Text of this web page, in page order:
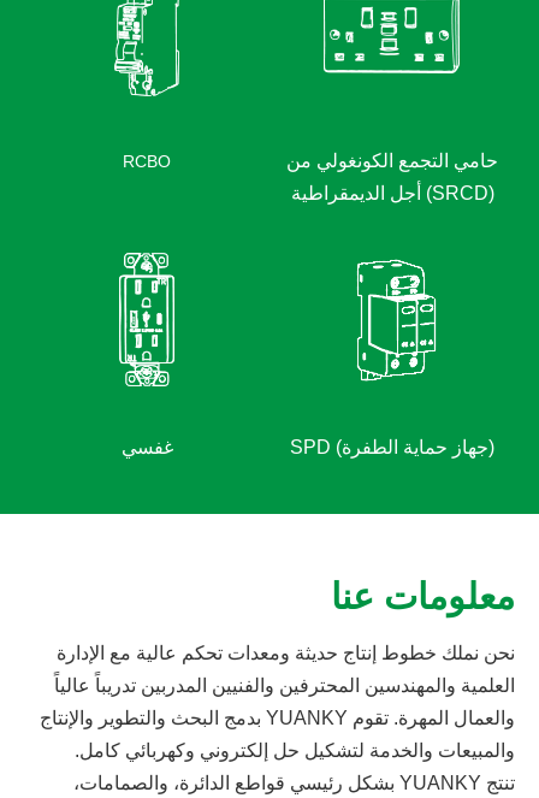
RCBO
حامي التجمع الكونغولي من
أجل الديمقراطية (SRCD)
غفسي
معلومات عنا
نحن نملك خطوط إنتاج حديثة ومعدات تحكم عالية مع الإدارة
العلمية والمهندسين المحترفين والفنيين المدربين تدريباً عالياً
والعمال المهرة. تقوم YUANKY بدمج البحث والتطوير والإنتاج
والمبيعات والخدمة لتشكيل حل إلكتروني وكهربائي كامل.
تنتج YUANKY بشكل رئيسي قواطع الدائرة، والصمامات،